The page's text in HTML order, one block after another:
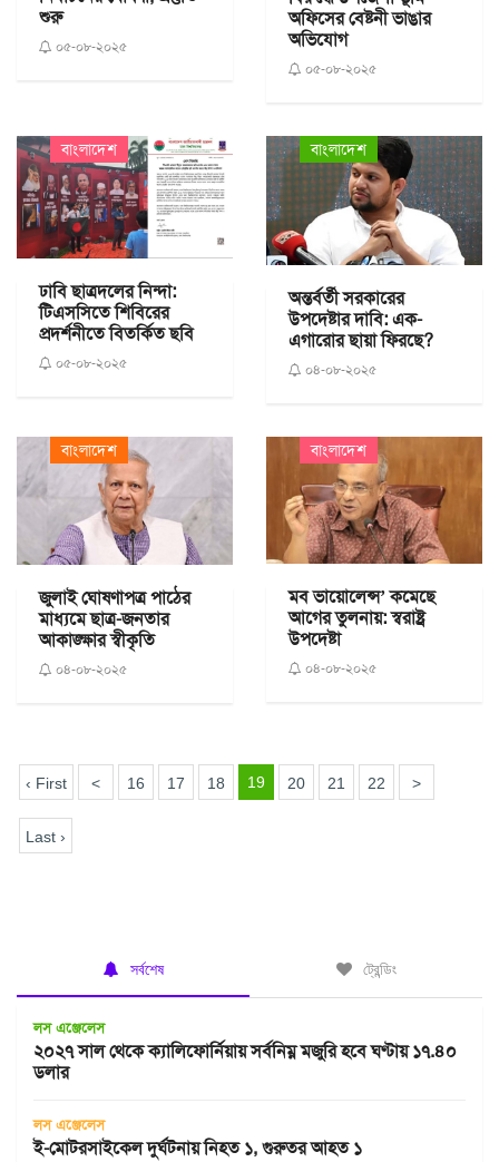
শুরু
০৫-০৮-২০২৫
অফিসের বেষ্টনী ভাঙার
অভিযোগ
০৫-০৮-২০২৫
বাংলাদেশ
ঢাবি ছাত্রদলের নিন্দা:
টিএসসিতে শিবিরের
প্রদর্শনীতে বিতর্কিত ছবি
০৫-০৮-২০২৫
বাংলাদেশ
অন্তর্বর্তী সরকারের
উপদেষ্টার দাবি: এক-
এগারোর ছায়া ফিরছে?
০৪-০৮-২০২৫
বাংলাদেশ
জুলাই ঘোষণাপত্র পাঠের
মাধ্যমে ছাত্র-জনতার
আকাঙ্ক্ষার স্বীকৃতি
০৪-০৮-২০২৫
বাংলাদেশ
মব ভায়োলেন্স’ কমেছে
আগের তুলনায়: স্বরাষ্ট্র
উপদেষ্টা
০৪-০৮-২০২৫
‹ First < 16 17 18 19 20 21 22 >
Last ›
সর্বশেষ ট্রেন্ডিং
লস এঞ্জেলেস
২০২৭ সাল থেকে ক্যালিফোর্নিয়ায় সর্বনিম্ন মজুরি হবে ঘণ্টায় ১৭.৪০
ডলার
লস এঞ্জেলেস
ই-মোটরসাইকেল দুর্ঘটনায় নিহত ১, গুরুতর আহত ১